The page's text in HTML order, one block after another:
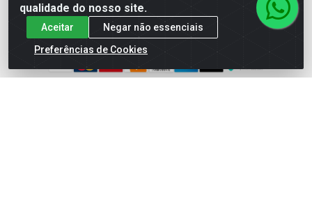
qualidade do nosso site.
Aceitar
Negar não essenciais
Preferências de Cookies
YouTube
Formas de Pagamento